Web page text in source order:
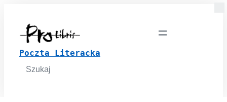
Poczta Literacka
Search
for: